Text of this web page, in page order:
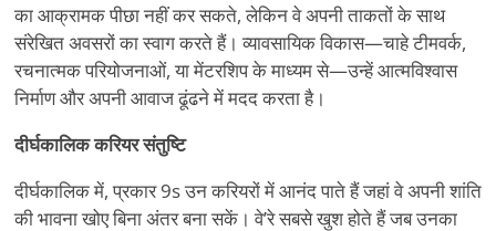
का आक्रामक पीछा नहीं कर सकते, लेकिन वे अपनी ताकतों के साथ
संरेखित अवसरों का स्वाग करते हैं। व्यावसायिक विकास—चाहे टीमवर्क,
रचनात्मक परियोजनाओं, या मेंटरशिप के माध्यम से—उन्हें आत्मविश्वास
निर्माण और अपनी आवाज ढूंढने में मदद करता है।
दीर्घकालिक करियर संतुष्टि
दीर्घकालिक में, प्रकार 9s उन करियरों में आनंद पाते हैं जहां वे अपनी शांति
की भावना खोए बिना अंतर बना सकें। वे’रे सबसे खुश होते हैं जब उनका